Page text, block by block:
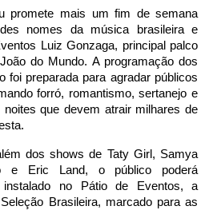
promete mais um fim de semana
nomes da música brasileira e
Luiz Gonzaga, principal palco
do Mundo. A programação dos
foi preparada para agradar públicos
forró, romantismo, sertanejo e
que devem atrair milhares de
dos shows de Taty Girl, Samya
e Eric Land, o público poderá
instalado no Pátio de Eventos, a
Brasileira, marcado para as